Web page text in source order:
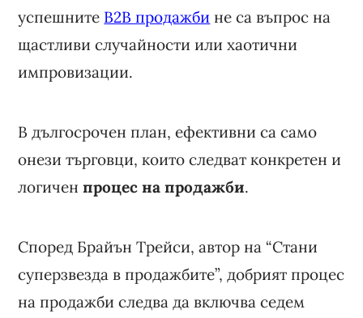
успешните B2B продажби не са въпрос на
щастливи случайности или хаотични
импровизации.
В дългосрочен план, ефективни са само
онези търговци, които следват конкретен и
логиченпроцес на продажби.
Според Брайън Трейси, автор на “Стани
суперзвезда в продажбите”, добрият процес
на продажби следва да включва седем